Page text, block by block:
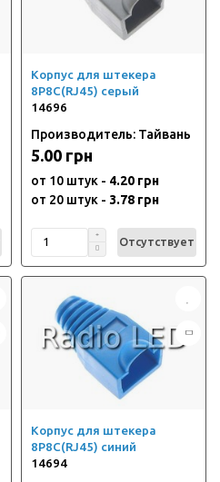
Корпус для штекера
8P8C(RJ45) серый
14696
Производитель: Тайвань
5.00 грн
от 10 штук - 4.20 грн
от 20 штук - 3.78 грн
Отсутствует
Корпус для штекера
8P8C(RJ45) синий
14694